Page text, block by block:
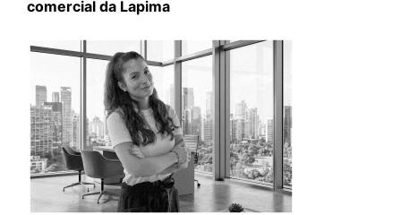
comercial da Lapima